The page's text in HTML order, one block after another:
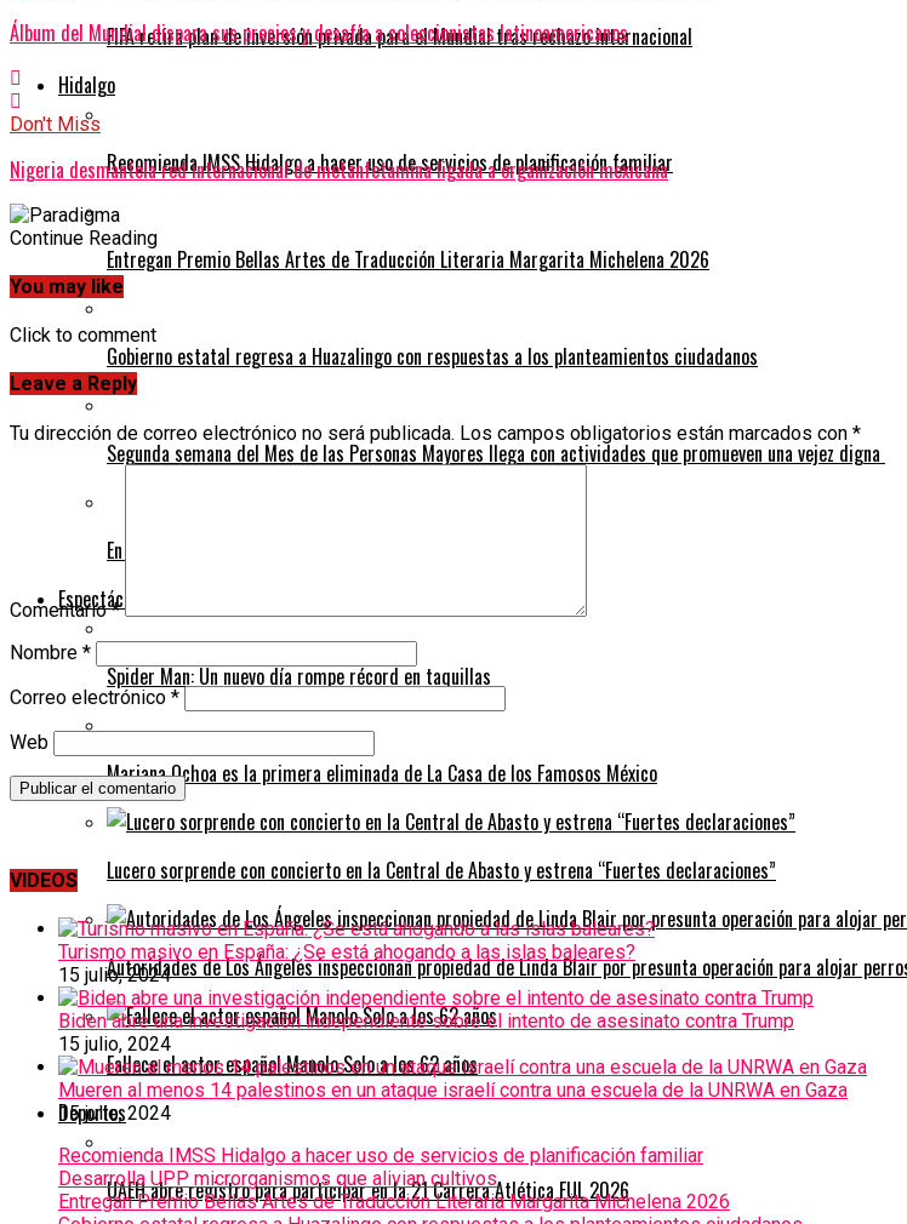
FIFA retira plan de inversión privada para el Mundial tras rechazo internacional
Hidalgo
Recomienda IMSS Hidalgo a hacer uso de servicios de planificación familiar
Entregan Premio Bellas Artes de Traducción Literaria Margarita Michelena 2026
Gobierno estatal regresa a Huazalingo con respuestas a los planteamientos ciudadanos
Segunda semana del Mes de las Personas Mayores llega con actividades que promueven una vejez digna
En Pachuca reconocen legado de Emiliano Zapata
Espectáculos
Spider Man: Un nuevo día rompe récord en taquillas
Mariana Ochoa es la primera eliminada de La Casa de los Famosos México
Lucero sorprende con concierto en la Central de Abasto y estrena “Fuertes declaraciones”
Autoridades de Los Ángeles inspeccionan propiedad de Linda Blair por presunta operación para alojar
Fallece el actor español Manolo Solo a los 62 años
Deportes
UAEH abre registro para participar en la 21 Carrera Atlética FUL 2026
Álbum del Mundial dispara sus precios y desafía a coleccionistas latinoamericanos
Don't Miss
Nigeria desmantela red internacional de metanfetamina ligada a organización mexicana
Continue Reading
You may like
Click to comment
Leave a Reply
Tu dirección de correo electrónico no será publicada. Los campos obligatorios están marcados con *
Comentario*
Nombre *
Correo electrónico *
Web
VIDEOS
Turismo masivo en España: ¿Se está ahogando a las islas baleares?
15 julio, 2024
Biden abre una investigación independiente sobre el intento de asesinato contra Trump
15 julio, 2024
Mueren al menos 14 palestinos en un ataque israelí contra una escuela de la UNRWA en Gaza
15 julio, 2024
Recomienda IMSS Hidalgo a hacer uso de servicios de planificación familiar
Desarrolla UPP microrganismos que alivian cultivos
Entregan Premio Bellas Artes de Traducción Literaria Margarita Michelena 2026